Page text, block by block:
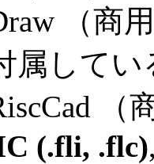
（商
属してい
（
(.fli, .flc)